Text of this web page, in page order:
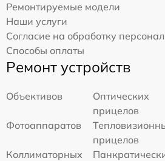
Ремонтируемые модели
Наши услуги
Согласие на обработку
Способы оплаты
Ремонт устройств
Объективов
Оптических
прицелов
Фотоаппаратов
прицелов
Коллиматорных